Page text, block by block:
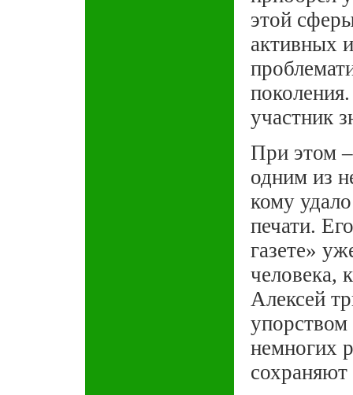
этой
активных
участник
При этом –
одним из
кому
печати.
газете»
человека,
Алексей
немногих
сохраняют